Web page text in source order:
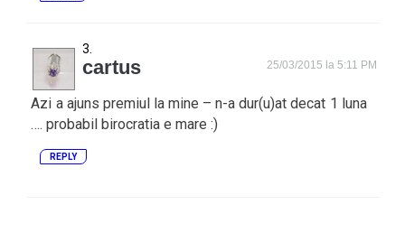
cartus 25/03/2015 la 5:11 PM
Azi a ajuns premiul la mine – n-a dur(u)at decat 1 luna
…. probabil birocratia e mare :)
REPLY